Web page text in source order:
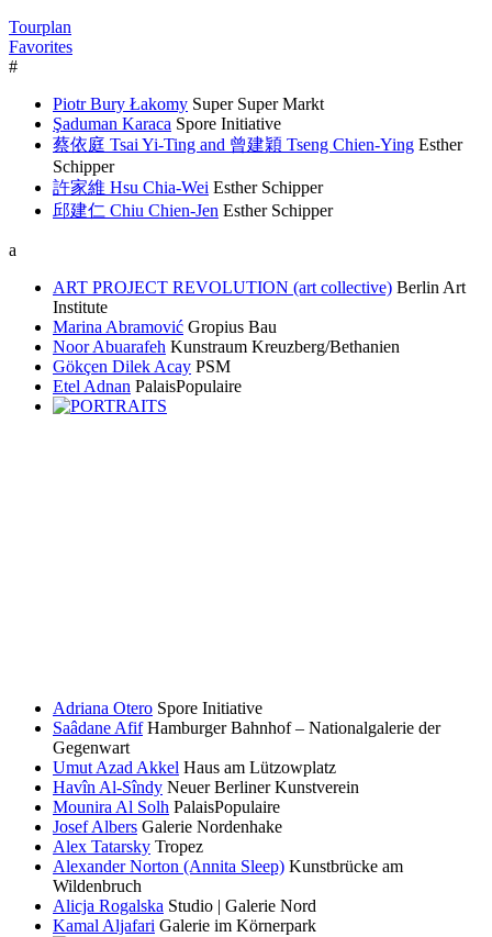
Tourplan
Favorites
#
Piotr Bury Łakomy Super Super Markt
Şaduman Karaca Spore Initiative
蔡依庭 Tsai Yi-Ting and 曾建穎 Tseng Chien-Ying Esther
Schipper
許家維 Hsu Chia-Wei Esther Schipper
邱建仁 Chiu Chien-Jen Esther Schipper
a
ART PROJECT REVOLUTION (art collective) Berlin Art
Institute
Marina Abramović Gropius Bau
Noor Abuarafeh Kunstraum Kreuzberg/Bethanien
Gökçen Dilek Acay PSM
Etel Adnan PalaisPopulaire
Adriana Otero Spore Initiative
Saâdane Afif Hamburger Bahnhof – Nationalgalerie der
Gegenwart
Umut Azad Akkel Haus am Lützowplatz
Havîn Al-Sîndy Neuer Berliner Kunstverein
Mounira Al Solh PalaisPopulaire
Josef Albers Galerie Nordenhake
Alex Tatarsky Tropez
Alexander Norton (Annita Sleep) Kunstbrücke am
Wildenbruch
Alicja Rogalska Studio | Galerie Nord
Kamal Aljafari Galerie im Körnerpark